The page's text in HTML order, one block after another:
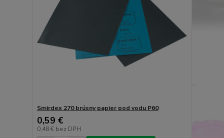
Smirdex 270 brúsny papier pod vodu P60
0,59 €
0,48 € bez DPH